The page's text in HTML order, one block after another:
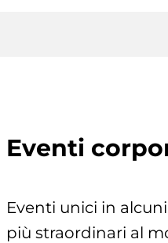
Eventi
Eventi unici in
più straordinari al